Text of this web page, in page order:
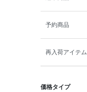
7.0cm
予約商品
再入荷アイテム
価格タイプ